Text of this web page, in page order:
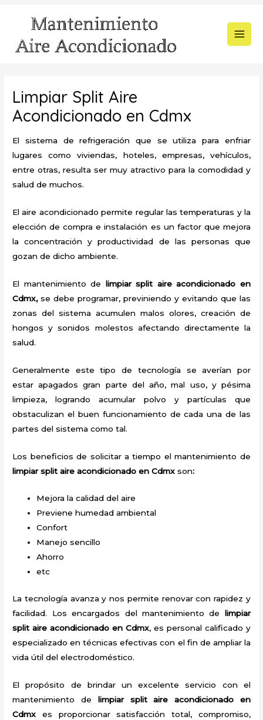
contenido
Limpiar Split Aire
Acondicionado en Cdmx
El sistema de refrigeración que se utiliza para enfriar
lugares como viviendas, hoteles, empresas, vehículos,
entre otras, resulta ser muy atractivo para la comodidad y
salud de muchos.
El aire acondicionado permite regular las temperaturas y la
elección de compra e instalación es un factor que mejora
la concentración y productividad de las personas que
gozan de dicho ambiente.
El mantenimiento de limpiar split aire acondicionado en
Cdmx,se debe programar, previniendo y evitando que las
zonas del sistema acumulen malos olores, creación de
hongos y sonidos molestos afectando directamente la
salud.
Generalmente este tipo de tecnología se averían por
estar apagados gran parte del año, mal uso, y pésima
limpieza, logrando acumular polvo y partículas que
obstaculizan el buen funcionamiento de cada una de las
partes del sistema como tal.
Los beneficios de solicitar a tiempo el mantenimiento de
limpiar split aire acondicionado en Cdmxson:
Mejora la calidad del aire
Previene humedad ambiental
Confort
Manejo sencillo
Ahorro
etc
La tecnología avanza y nos permite renovar con rapidez y
facilidad. Los encargados del mantenimiento de limpiar
split aire acondicionado en Cdmx, es personal calificado y
especializado en técnicas efectivas con el fin de ampliar la
vida útil del electrodoméstico.
El propósito de brindar un excelente servicio con el
mantenimiento de limpiar splitaire acondicionado en
Cdmx es proporcionar satisfacción total, compromiso,